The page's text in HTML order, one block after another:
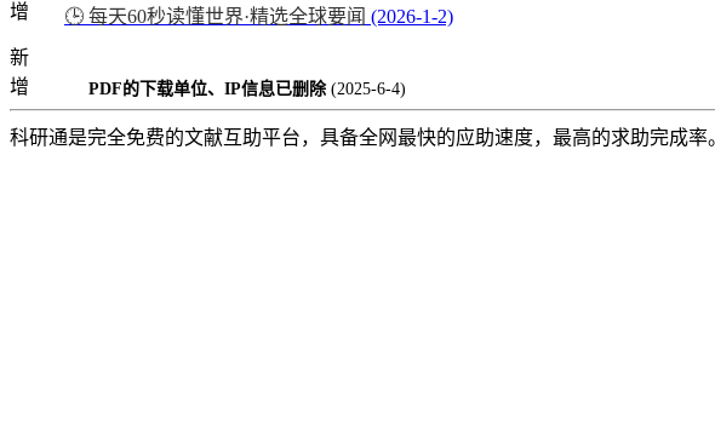
增
🕒 每天60秒读懂世界·精选全球要闻 (2026-1-2)
新
增
PDF的下载单位、IP信息已删除 (2025-6-4)
科研通是完全免费的文献互助平台，具备全网最快的应助速度，最高的求助完成